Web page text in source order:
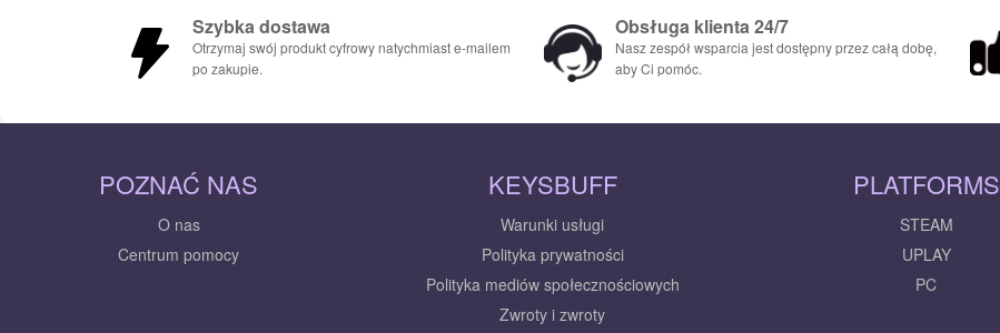
Szybka dostawa
Otrzymaj swój produkt cyfrowy natychmiast e-mailem
po zakupie.
Obsługa klienta 24/7
Nasz zespół wsparcia jest dostępny przez całą dobę,
aby Ci pomóc.
POZNAĆ NAS
O nas
Centrum pomocy
KEYSBUFF
Warunki usługi
Polityka prywatności
Polityka mediów społecznościowych
Zwroty i zwroty
PLATFORMS
STEAM
UPLAY
PC